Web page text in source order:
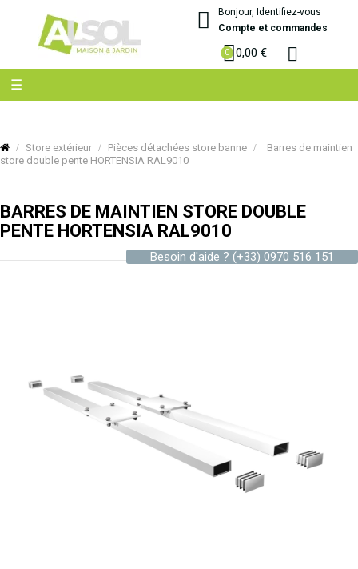
Bonjour, Identifiez-vous
Compte et commandes
0,00 €
Basculer
la
☰
Store extérieur Pièces détachées store banne
Barres de maintien
store double pente HORTENSIA RAL9010
BARRES DE MAINTIEN STORE DOUBLE
PENTE HORTENSIA RAL9010
Besoin d'aide ? (+33) 0970 516 151